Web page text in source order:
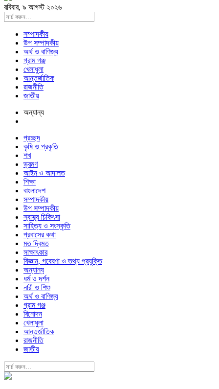
রবিবার, ৯ আগস্ট ২০২৬
সম্পাদকীয়
উপ সম্পাদকীয়
অর্থ ও বাণিজ্য
গ্রাম গঞ্জ
খেলাধুলা
আন্তর্জাতিক
রাজনীতি
জাতীয়
অন্যান্য
প্রচ্ছদ
কৃষি ও প্রকৃতি
শখ
ভ্রমণ
আইন ও আদালত
শিক্ষা
বাংলাদেশ
সম্পাদকীয়
উপ সম্পাদকীয়
স্বাস্থ্য চিকিৎসা
সাহিত্য ও সংস্কৃতি
প্রবাসের কথা
মত দ্বিমত
সাক্ষাৎকার
বিজ্ঞান, গবেষণা ও তথ্য প্রযুক্তি
অন্যান্য
ধর্ম ও দর্শন
নারী ও শিশু
অর্থ ও বাণিজ্য
গ্রাম গঞ্জ
বিনোদন
খেলাধুলা
আন্তর্জাতিক
রাজনীতি
জাতীয়